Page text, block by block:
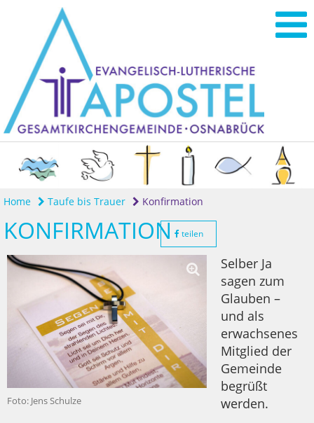
Home Taufe bis Trauer Konfirmation
KONFIRMATION teilen
Foto: Jens Schulze
Selber Ja
sagen zum
Glauben –
und als
erwachsenes
Mitglied der
Gemeinde
begrüßt
werden.